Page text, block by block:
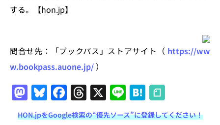
する。【hon.jp】
問合せ先：「ブックパス」ストアサイト（ https://ww
w.bookpass.auone.jp/ ）
M
a
Bl
u
F
a
T
h
X Li
n
H
at
HON.jpをGoogle検索の“優先ソース”に登録してください！